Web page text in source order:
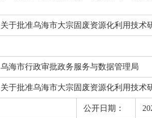
关于批准乌海市大宗固废资源化利用技术
乌海市行政审批政务服务与数据管理局
关于批准乌海市大宗固废资源化利用技术
公开日期：